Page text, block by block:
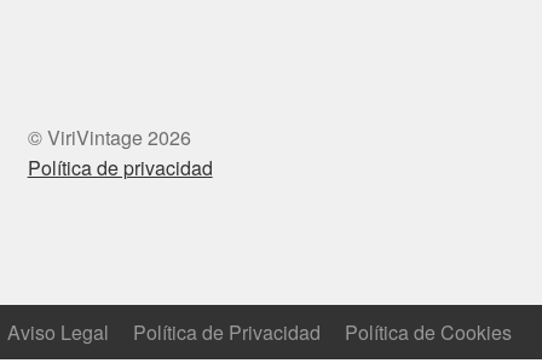
© ViriVintage 2026
Política de privacidad
Aviso Legal Política de Privacidad Política de Cookies